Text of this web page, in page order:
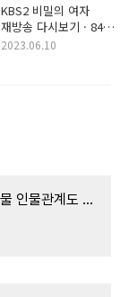
KBS2 비밀의 여자
재방송 다시보기 · 84회
85회 86회 87회 88회
2023.06.10
완벽한 결혼의 정석 / 등장인물 인물관계도 출연진 · 재방송 다시보기 · 방송시간 시청률 몇부